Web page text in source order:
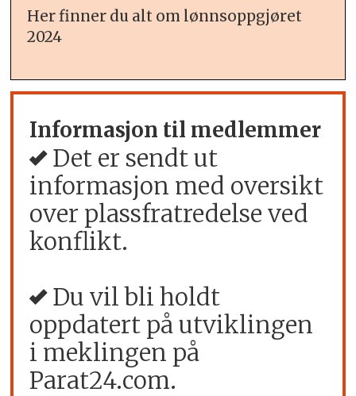
Her finner du alt om lønnsoppgjøret
2024
Informasjon til medlemmer
Det er sendt ut
informasjon med oversikt
over plassfratredelse ved
konflikt.
Du vil bli holdt
oppdatert på utviklingen
i meklingen på
Parat24.com.